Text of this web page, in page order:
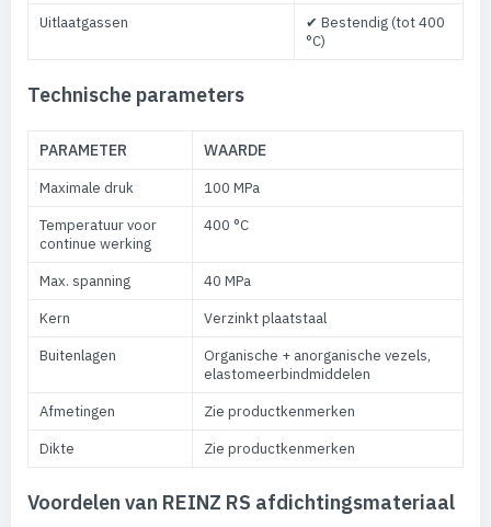
Uitlaatgassen
✔ Bestendig (tot 400
°C)
Technische parameters
PARAMETER WAARDE
Maximale druk
100 MPa
Temperatuur voor
continue werking
400 °C
Max. spanning
40 MPa
Kern
Verzinkt plaatstaal
Buitenlagen
Organische + anorganische vezels,
elastomeerbindmiddelen
Afmetingen
Zie productkenmerken
Dikte
Zie productkenmerken
Voordelen van REINZ RS afdichtingsmateriaal